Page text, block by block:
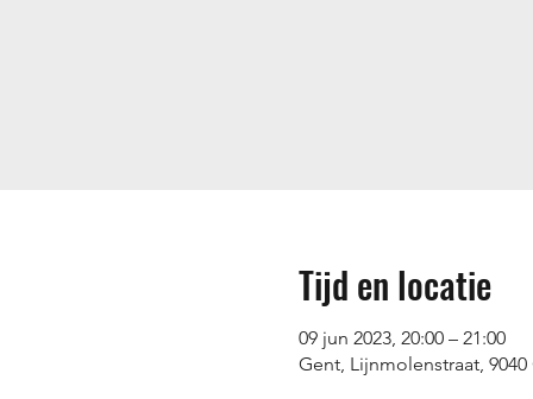
Tijd en locatie
09 jun 2023, 20:00 – 21:00
Gent, Lijnmolenstraat,